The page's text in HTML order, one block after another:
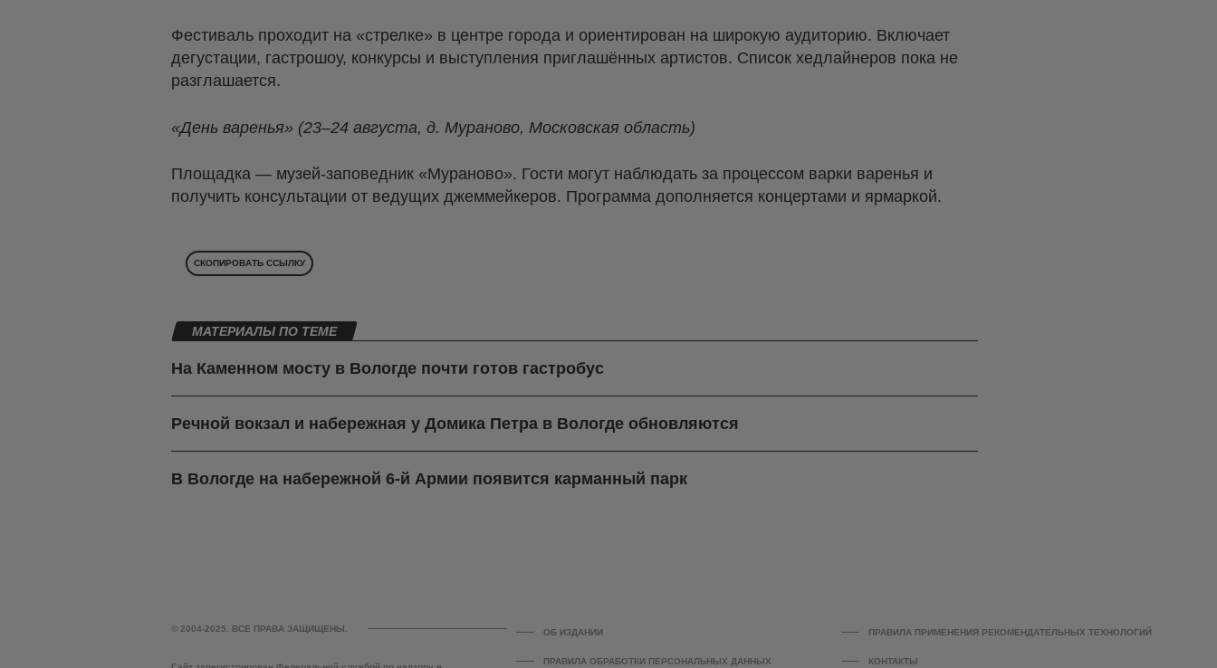
Фестиваль проходит на «стрелке» в центре города и ориентирован на широкую аудиторию. Включает
дегустации, гастрошоу, конкурсы и выступления приглашённых артистов. Список хедлайнеров пока не
разглашается.
«День варенья» (23–24 августа, д. Мураново, Московская область)
Площадка — музей-заповедник «Мураново». Гости могут наблюдать за процессом варки варенья и
получить консультации от ведущих джеммейкеров. Программа дополняется концертами и ярмаркой.
СКОПИРОВАТЬ ССЫЛКУ
МАТЕРИАЛЫ ПО ТЕМЕ
На Каменном мосту в Вологде почти готов гастробус
Речной вокзал и набережная у Домика Петра в Вологде обновляются
В Вологде на набережной 6-й Армии появится карманный парк
© 2004-2025. ВСЕ ПРАВА ЗАЩИЩЕНЫ. ОБ ИЗДАНИИ ПРАВИЛА ПРИМЕНЕНИЯ РЕКОМЕНДАТЕЛЬНЫХ ТЕХНОЛОГИЙ
ПРАВИЛА ОБРАБОТКИ ПЕРСОНАЛЬНЫХ ДАННЫХ КОНТАКТЫ